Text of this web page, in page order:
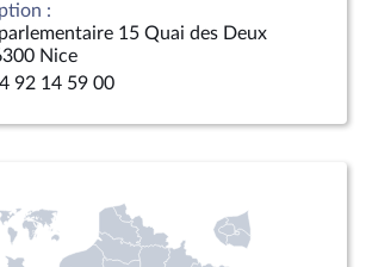
:
15 Quai des Deux
Nice
92 14 59 00